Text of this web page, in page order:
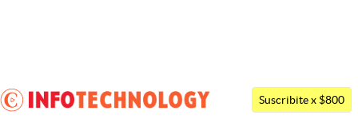
Dólar Suscribite x $800